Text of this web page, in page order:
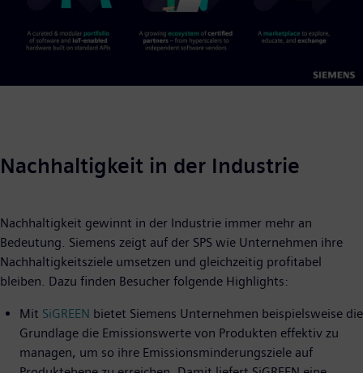
Nachhaltigkeit in der Industrie
Nachhaltigkeit gewinnt in der Industrie immer mehr an
Bedeutung. Siemens zeigt auf der SPS wie Unternehmen ihre
Nachhaltigkeitsziele umsetzen und gleichzeitig profitabel
bleiben. Dazu finden Besucher folgende Highlights:
Mit SiGREEN bietet Siemens Unternehmen beispielsweise die
Grundlage die Emissionswerte von Produkten effektiv zu
managen, um so ihre Emissionsminderungsziele auf